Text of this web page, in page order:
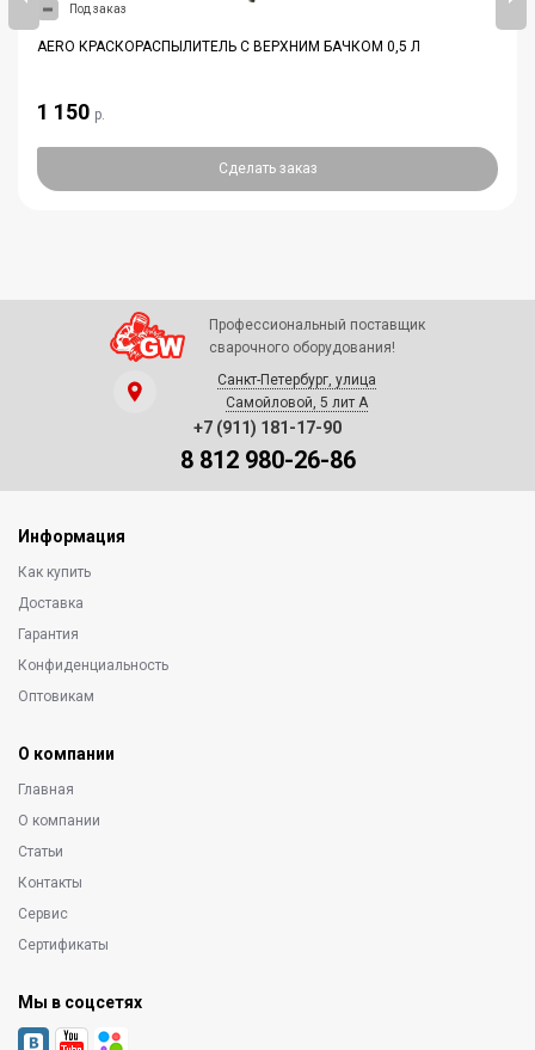
Под заказ
AERO КРАСКОРАСПЫЛИТЕЛЬ С ВЕРХНИМ БАЧКОМ 0,5 Л
1 150 р.
Сделать заказ
Профессиональный поставщик
сварочного оборудования!
Санкт-Петербург, улица
Самойловой, 5 лит А
+7 (911) 181-17-90
8 812 980-26-86
Информация
Как купить
Доставка
Гарантия
Конфиденциальность
Оптовикам
О компании
Главная
О компании
Статьи
Контакты
Сервис
Сертификаты
Мы в соцсетях